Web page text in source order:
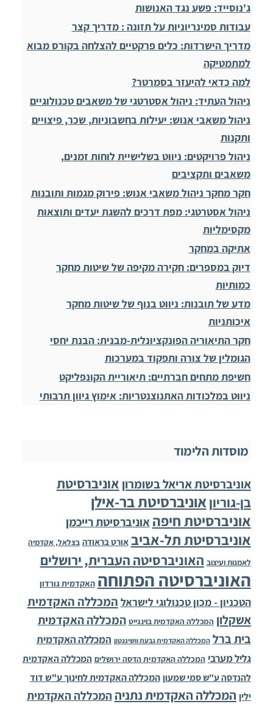
ג'נוסייד: פשע נגד האנושות
עבודות סמינריוניות על תזונה : מדריך קצר
מדריך הישרדות: כלים פרקטיים להצלחה בקורס מבוא
למתמטיקה
למה כדאי להיעזר בסמרטר?
ניהול העתיד: ניהול אסטרטגי של משאבים טכנולוגיים
ניהול משאבי אנוש: יעילות בחשבוניות, שכר, פיצויים
ותקנות
ניהול פרויקטים: ניווט בשלישיית לוחות זמנים,
משאבים ותקציבים
חקר מחקר ניהול משאבי אנוש: פירוק מגמות ותובנות
ניהול אסטרטגי: מפת דרכים להשגת יעדים ותוצאות
מקסימליות
אתיקה במחקר
דיוק במספרים: חקירה מקיפה של שיטות מחקר
כמותיות
מדע של תובנות: ניווט בנוף של שיטות מחקר
איכותניות
חקר התיאוריה הפונקציונלית-מבנית: הבנת יחסי
הגומלין של צורה ותפקוד במערכות
חשיפת מתחים חברתיים: תיאוריית הקונפליקט
ניווט במלכודות האתנוצנטריות: אימוץ גיוון תרבותי
מוסדות הלימוד
אוניברסיטת אריאל בשומרון אוניברסיטת
בן-גוריוןאוניברסיטת בר-אילן
אוניברסיטת חיפה אוניברסיטת רייכמן
אוניברסיטת תל-אביב אורט בראודה בצלאל, אקדמיה
לאמנות ועיצוב האוניברסיטה העברית, ירושלים
האוניברסיטה הפתוחה האקדמית גורדון
הטכניון - מכון טכנולוגי לישראל המכללה האקדמית
אשקלון המכללה האקדמית בוינגייט המכללה האקדמית
בית ברל המכללה האקדמית גבעת וושינגטון המכללה האקדמית
גליל מערבי המכללה האקדמית הדסה ירושלים המכללה האקדמית
להנדסה ע"ש סמי שמעון המכללה האקדמית לחינוך ע"ש דוד
ילין המכללה האקדמית נתניה המכללה האקדמית